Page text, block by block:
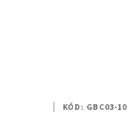
KÓD: GBC03-10